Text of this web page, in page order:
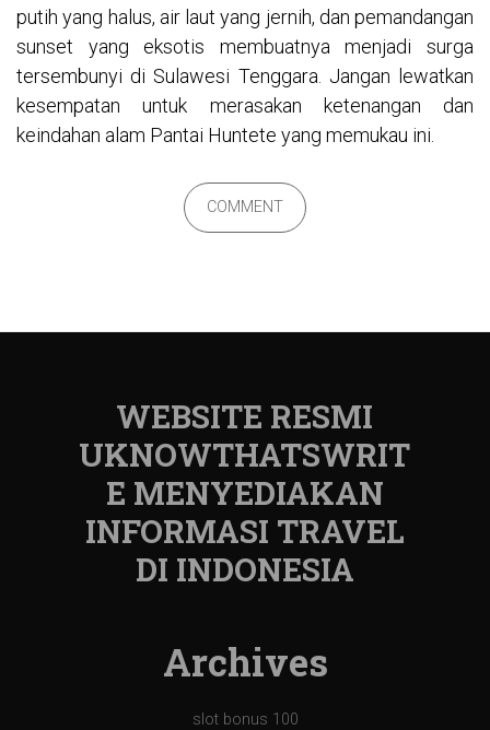
putih yang halus, air laut yang jernih, dan pemandangan
sunset yang eksotis membuatnya menjadi surga
tersembunyi di Sulawesi Tenggara. Jangan lewatkan
kesempatan untuk merasakan ketenangan dan
keindahan alam Pantai Huntete yang memukau ini.
COMMENT
WEBSITE RESMI
UKNOWTHATSWRIT
E MENYEDIAKAN
INFORMASI TRAVEL
DI INDONESIA
Archives
slot bonus 100